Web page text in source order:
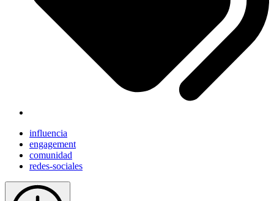
influencia
engagement
comunidad
redes-sociales